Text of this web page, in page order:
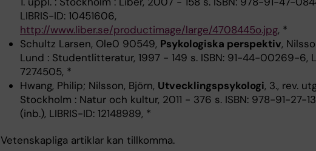
LIBRIS-ID: 10451606,
http://www.liber.se/productimage/large/4708445o.jpg, *
Schultz Larsen, Ole0 90549, Psykologiska perspektiv,
Lund : Studentlitteratur, 1997 - 149 s. ISBN: 91-44-00269-6,
7274505, *
Hwang, Philip; Nilsson, Björn, Utvecklingspsykologi, 3., rev.
Stockholm : Natur och kultur, 2011 - 376 s. ISBN: 978-91-27-
(inb.), LIBRIS-ID: 12148989, *
Vetenskapliga artiklar kan tillkomma.